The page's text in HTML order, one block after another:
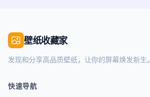
壁纸收藏家
发现和分享高品质壁纸，让你的屏幕焕发新生。
快速导航